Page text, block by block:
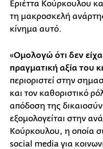
Εριέττα Κούρκουλου
τη μακροσκελή
κίνημα αυτό.
«Ομολογώ ότι δεν
πραγματική αξία του
περιοριστεί στην
και τον καθοριστικό
απόδοση της
εξομολογείται στην
Κούρκουλου, η οποία
social media για